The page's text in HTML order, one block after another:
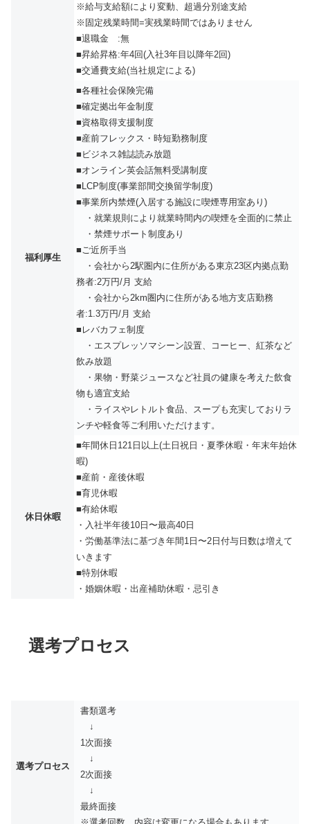
※給与支給額により変動、超過分別途支給
※固定残業時間=実残業時間ではありません
■退職金 :無
■昇給昇格:年4回(入社3年目以降年2回)
■交通費支給(当社規定による)
福利厚生
■各種社会保険完備
■確定拠出年金制度
■資格取得支援制度
■産前フレックス・時短勤務制度
■ビジネス雑誌読み放題
■オンライン英会話無料受講制度
■LCP制度(事業部間交換留学制度)
■事業所内禁煙(入居する施設に喫煙専用室あり)
・就業規則により就業時間内の喫煙を全面的に禁止
・禁煙サポート制度あり
■ご近所手当
・会社から2駅圏内に住所がある東京23区内拠点勤
務者:2万円/月 支給
・会社から2km圏内に住所がある地方支店勤務
者:1.3万円/月 支給
■レバカフェ制度
・エスプレッソマシーン設置、コーヒー、紅茶など
飲み放題
・果物・野菜ジュースなど社員の健康を考えた飲食
物も適宜支給
・ライスやレトルト食品、スープも充実しておりラ
ンチや軽食等ご利用いただけます。
休日休暇
■年間休日121日以上(土日祝日・夏季休暇・年末年始休
暇)
■産前・産後休暇
■育児休暇
■有給休暇
・入社半年後10日〜最高40日
・労働基準法に基づき年間1日〜2日付与日数は増えて
いきます
■特別休暇
・婚姻休暇・出産補助休暇・忌引き
選考プロセス
選考プロセス
書類選考
↓
1次面接
↓
2次面接
↓
最終面接